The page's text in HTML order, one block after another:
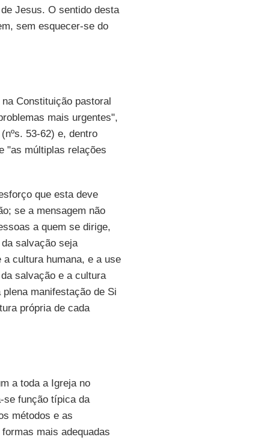
Jesus. O sentido desta
sem esquecer-se do
Constituição pastoral
mais urgentes",
53-62) e, dentro
"as múltiplas relações
que esta deve
se a mensagem não
a quem se dirige,
salvação seja
cultura humana, e a use
salvação e a cultura
manifestação de Si
própria de cada
a toda a Igreja no
se função típica da
métodos e as
mais adequadas